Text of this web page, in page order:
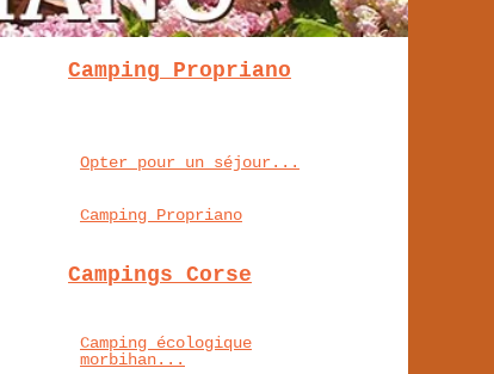
Camping Propriano
Opter pour un séjour...
Camping Propriano
Campings Corse
Camping écologique
morbihan...